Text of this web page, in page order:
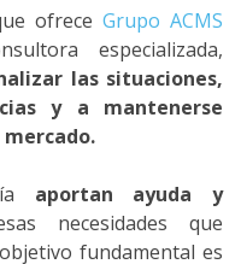
ofreceGrupo ACMS
especializada,
las situaciones,
y a mantenerse
aportan ayuda y
necesidades que
fundamental es